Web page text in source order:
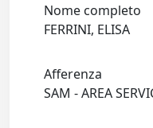
Nome completo
FERRINI, ELISA
Afferenza
SAM - AREA